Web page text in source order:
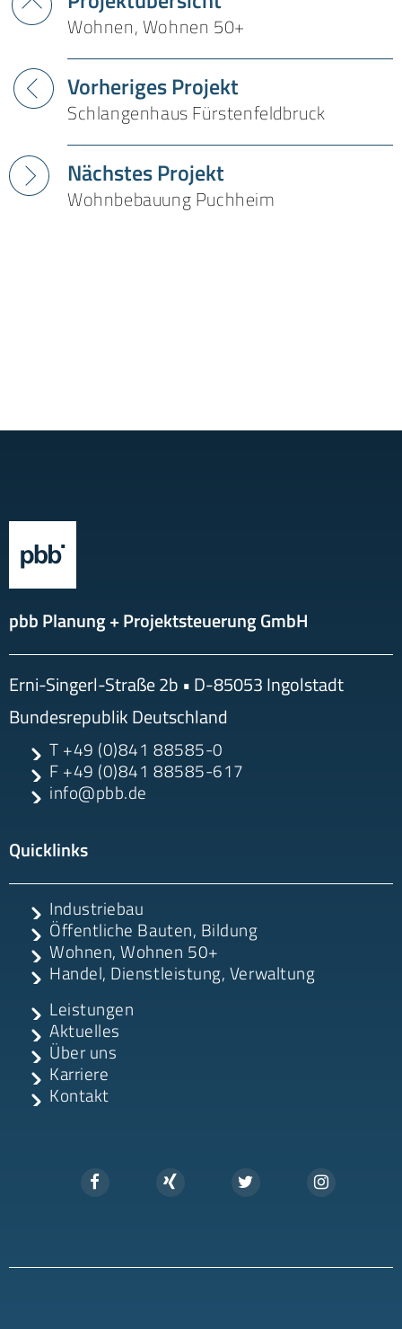
Wohnen, Wohnen 50+
Vorheriges Projekt
Schlangenhaus Fürstenfeldbruck
Nächstes Projekt
Wohnbebauung Puchheim
pbb Planung + Projektsteuerung GmbH
Erni-Singerl-Straße 2b • D-85053Ingolstadt
Bundesrepublik Deutschland
T +49 (0)841 88585-0
F +49 (0)841 88585-617
info@pbb.de
Quicklinks
Industriebau
Öffentliche Bauten, Bildung
Wohnen, Wohnen 50+
Handel, Dienstleistung, Verwaltung
Leistungen
Aktuelles
Über uns
Karriere
Kontakt